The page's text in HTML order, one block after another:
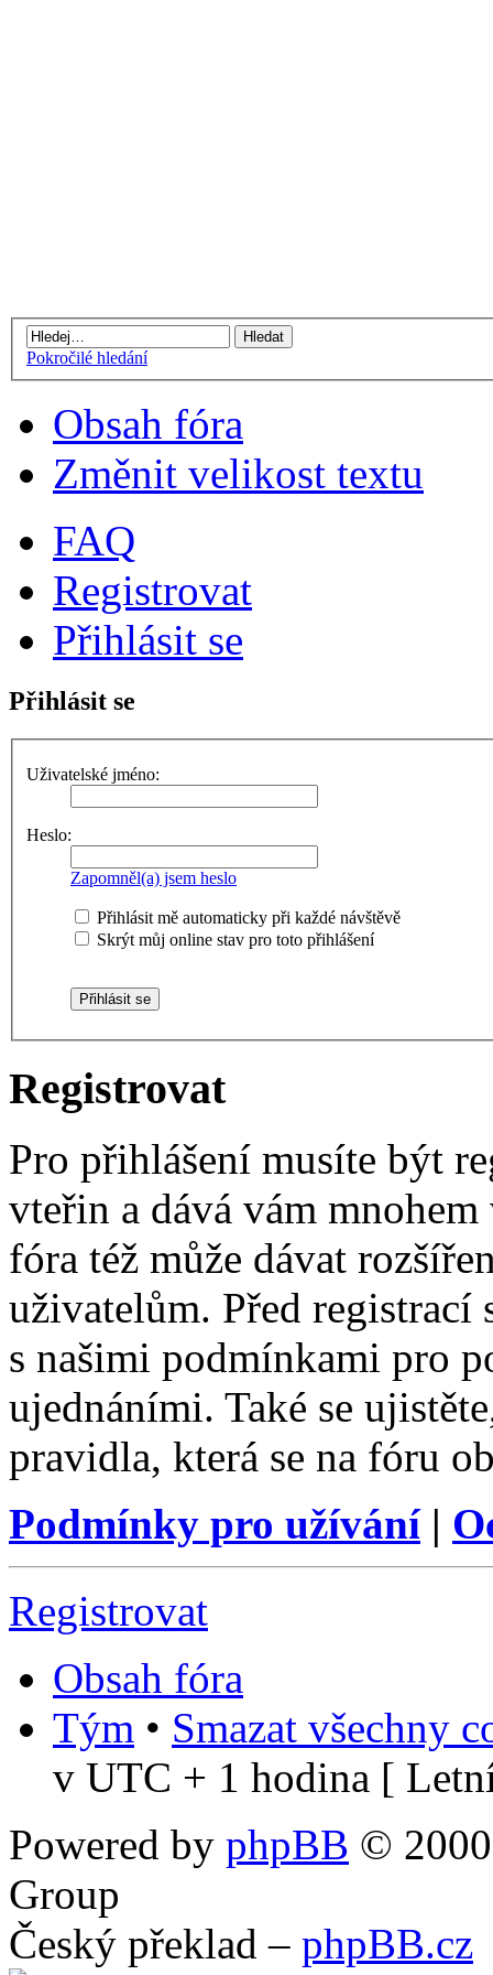
Pokročilé hledání
Obsah fóra
Změnit velikost textu
FAQ
Registrovat
Přihlásit se
Přihlásit se
Uživatelské jméno:
Heslo:
Zapomněl(a) jsem heslo
Přihlásit mě automaticky při každé návštěvě
Skrýt můj online stav pro toto přihlášení
Registrovat
Pro přihlášení musíte být
vteřin a dává vám
fóra též může dávat
uživatelům. Před registrací
s našimi podmínkami pro
ujednáními. Také se
pravidla, která se na fóru
Podmínky pro užívání|
Registrovat
Obsah fóra
Tým • Smazat všechny
v UTC + 1 hodina [
Powered by phpBB ©
Group
Český překlad – phpBB.cz